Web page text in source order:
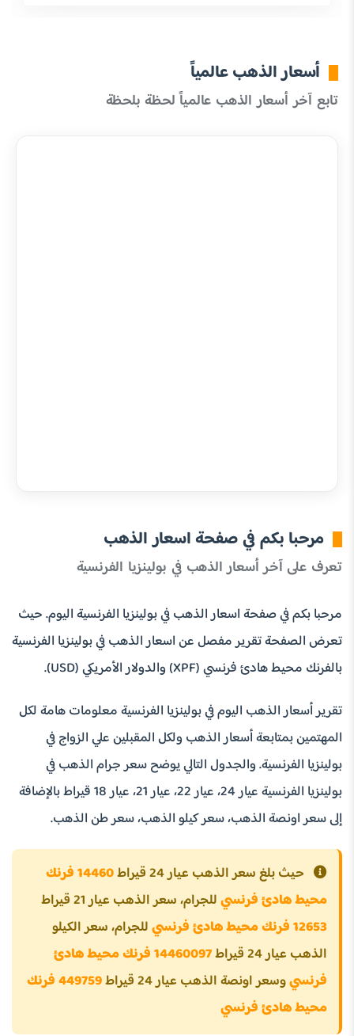
أسعار الذهب عالمياً
تابع آخر أسعار الذهب عالمياً لحظة بلحظة
مرحبا بكم في صفحة اسعار الذهب
تعرف على آخر أسعار الذهب في بولينزيا الفرنسية
مرحبا بكم في صفحة اسعار الذهب في بولينزيا الفرنسية اليوم. حيث
تعرض الصفحة تقرير مفصل عن اسعار الذهب في بولينزيا الفرنسية
بالفرنك محيط هادئ فرنسي (XPF) والدولار الأمريكي (USD).
تقرير أسعار الذهب اليوم في بولينزيا الفرنسية معلومات هامة لكل
المهتمين بمتابعة أسعار الذهب ولكل المقبلين علي الزواج في
بولينزيا الفرنسية. والجدول التالي يوضح سعر جرام الذهب في
بولينزيا الفرنسية عيار 24، عيار 22، عيار 21، عيار 18 قيراط بالإضافة
إلى سعر اونصة الذهب، سعر كيلو الذهب، سعر طن الذهب.
حيث بلغ سعر الذهب عيار 24 قيراط
14460 فرنك
محيط هادئ فرنسيللجرام، سعر الذهب عيار 21 قيراط
12653 فرنك محيط هادئ فرنسي
للجرام، سعر الكيلو
الذهب عيار 24 قيراط
14460097 فرنك محيط هادئ
فرنسيوسعر اونصة الذهب عيار 24 قيراط
449759 فرنك
محيط هادئ فرنسي